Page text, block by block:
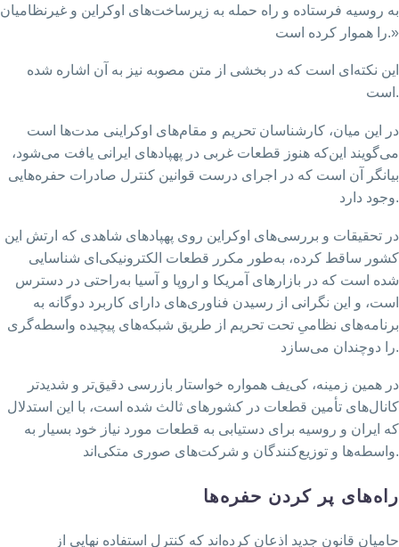
به روسیه فرستاده و راه حمله به زیرساخت‌های اوکراین و غیرنظامیان
را هموار کرده است.»
این نکته‌ای است که در بخشی از متن مصوبه نیز به آن اشاره شده
است.
در این میان، کارشناسان تحریم و مقام‌های اوکراینی مدت‌ها است
می‌گویند این‌که هنوز قطعات غربی در پهپادهای ایرانی یافت می‌شود،
بیانگر آن است که در اجرای درست قوانین کنترل صادرات حفره‌هایی
وجود دارد.
در تحقیقات و بررسی‌های اوکراین روی پهپادهای شاهدی که ارتش این
کشور ساقط کرده، به‌طور مکرر قطعات الکترونیکی‌ای شناسایی
شده است که در بازارهای آمریکا و اروپا و آسیا به‌راحتی در دسترس
است، و این نگرانی از رسیدن فناوری‌های دارای کاربرد دوگانه به
برنامه‌های نظامیِ تحت تحریم از طریق شبکه‌های پیچیده واسطه‌گری
را دوچندان می‌سازد.
در همین زمینه، کی‌یف همواره خواستار بازرسی‌ دقیق‌تر و شدیدتر
کانال‌های تأمین قطعات در کشورهای ثالث شده است، با این استدلال
که ایران و روسیه برای دستیابی به قطعات مورد نیاز خود بسیار به
واسطه‌ها و توزیع‌کنندگان و شرکت‌های صوری متکی‌اند.
راه‌های پر کردن حفره‌ها
حامیان قانون جدید اذعان کرده‌اند که کنترل استفاده نهایی از